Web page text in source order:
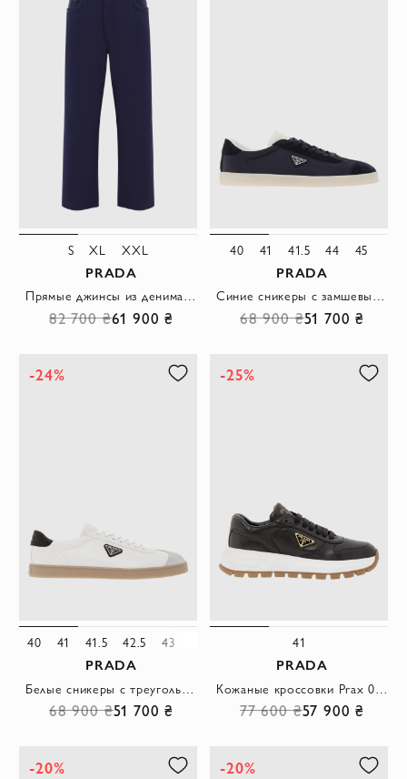
S XL XXL
PRADA
Прямые джинсы из денима синие мужские
82 700 ₴61 900 ₴
40 41 41.5 44 45
PRADA
Синие сникеры с замшевыми вставками и треугольным логотипом
68 900 ₴51 700 ₴
-24%
40 41 41.5 42.5 43 46
PRADA
68 900 ₴51 700 ₴
-25%
41
PRADA
77 600 ₴57 900 ₴
-20% -20%